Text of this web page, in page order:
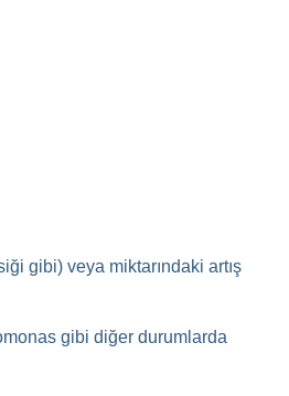
gibi) veya miktarındaki artış
gibi diğer durumlarda